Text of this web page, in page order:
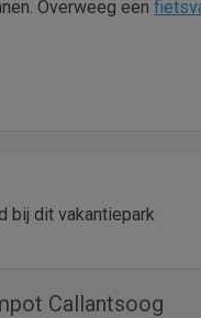
Overweeg een
bij dit vakantiepark
Callantsoog